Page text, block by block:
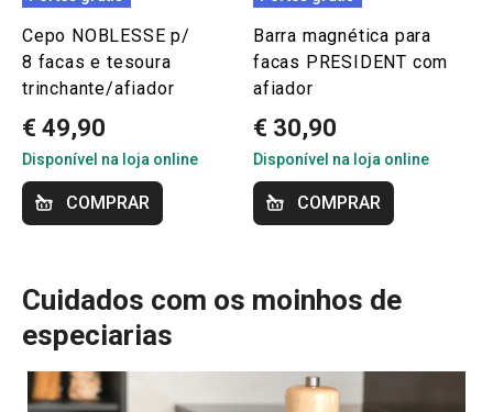
Cepo NOBLESSE p/
8 facas e tesoura
trinchante/afiador
€ 49,90
Disponível na loja online
COMPRAR
Barra magnética para
facas PRESIDENT com
afiador
€ 30,90
Disponível na loja online
COMPRAR
Cuidados com os moinhos de
especiarias